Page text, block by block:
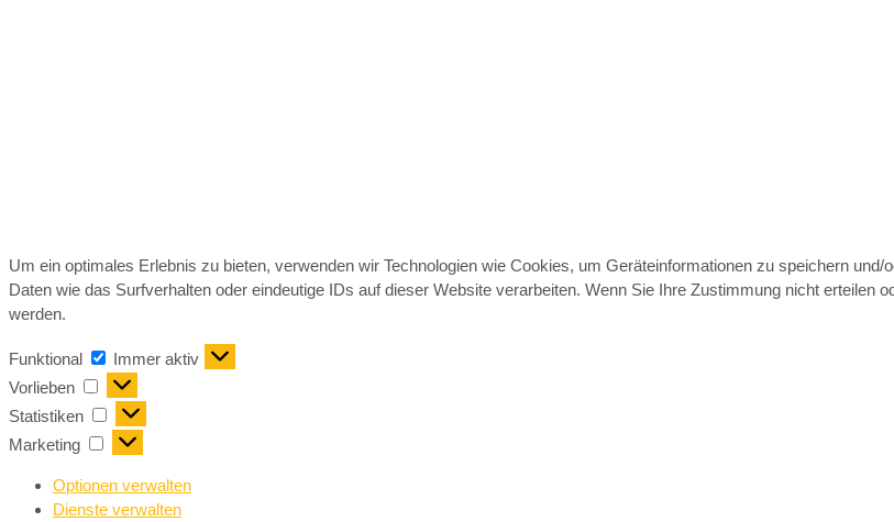
Um ein optimales Erlebnis zu bieten, verwenden wir Technologien wie Cookies, um Geräteinformationen zu speichern
Daten wie das Surfverhalten oder eindeutige IDs auf dieser Website verarbeiten. Wenn Sie Ihre Zustimmung nicht
werden.
Funktional
Immer aktiv
Vorlieben
Statistiken
Marketing
Optionen verwalten
Dienste verwalten